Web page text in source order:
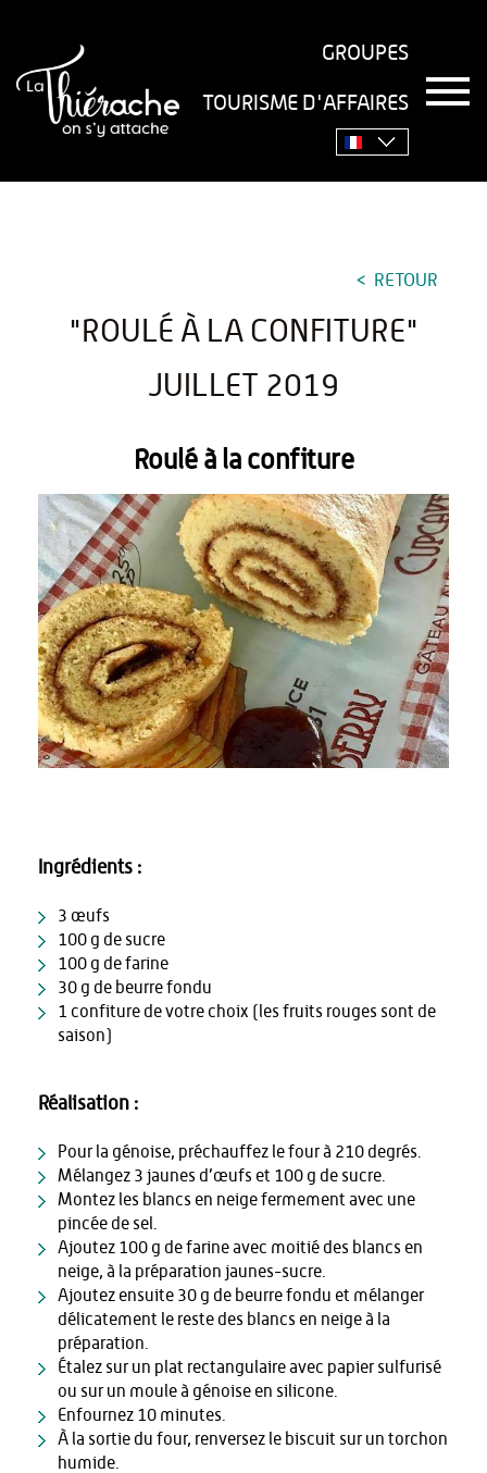
GROUPES
TOURISME D'AFFAIRES
T
o
Accueil› Séjourner Recettes›"Roulé à
RETOUR
"ROULÉ À LA CONFITURE"
JUILLET 2019
Roulé à la confiture
Ingrédients :
3 œufs
100 g de sucre
100 g de farine
30 g de beurre fondu
1 confiture de votre choix (les fruits rouges sont de
saison)
Réalisation :
Pour la génoise, préchauffez le four à 210 degrés.
Mélangez 3 jaunes d’œufs et 100 g de sucre.
Montez les blancs en neige fermement avec une
pincée de sel.
Ajoutez 100 g de farine avec moitié des blancs en
neige, à la préparation jaunes-sucre.
Ajoutez ensuite 30 g de beurre fondu et mélanger
délicatement le reste des blancs en neige à la
préparation.
Étalez sur un plat rectangulaire avec papier sulfurisé
ou sur un moule à génoise en silicone.
Enfournez 10 minutes.
À la sortie du four, renversez le biscuit sur un torchon
humide.